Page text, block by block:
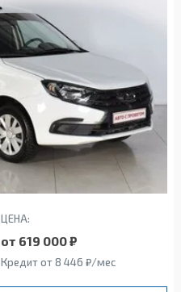
ЦЕНА:
от 619 000 ₽
Кредит от 8 446 ₽/мес